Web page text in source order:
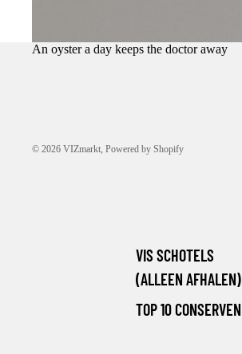
VIS SCHOTELS
(ALLEEN AFHALEN)
TOP 10 CONSERVEN
An oyster a day keeps the doctor away
© 2026 VIZmarkt, Powered by Shopify